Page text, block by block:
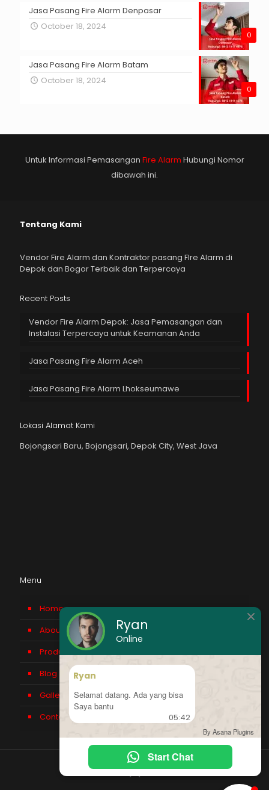
0
Jasa Pasang Fire Alarm Denpasar
October 18, 2024
0
Jasa Pasang Fire Alarm Batam
October 18, 2024
Untuk Informasi Pemasangan Fire Alarm Hubungi Nomor
dibawah ini.
Tentang Kami
Vendor Fire Alarm dan Kontraktor pasang FIre Alarm di
Depok dan Bogor Terbaik dan Terpercaya
Recent Posts
Vendor Fire Alarm Depok: Jasa Pemasangan dan
Instalasi Terpercaya untuk Keamanan Anda
Jasa Pasang Fire Alarm Aceh
Jasa Pasang Fire Alarm Lhokseumawe
Lokasi Alamat Kami
Bojongsari Baru, Bojongsari, Depok City, West Java
Menu
Home
About us
Product
Blog
Gallery
Contact Us
Ryan
Online
Ryan
Selamat datang. Ada yang bisa
Saya bantu
05:42
By Asana Plugins
Start Chat